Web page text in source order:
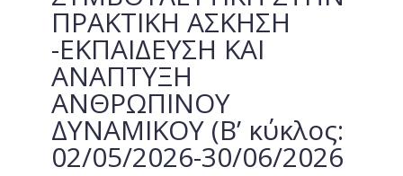
ΠΡΑΚΤΙΚΗ ΑΣΚΗΣΗ
-ΕΚΠΑΙΔΕΥΣΗ ΚΑΙ
ΑΝΑΠΤΥΞΗ
ΑΝΘΡΩΠΙΝΟΥ
ΔΥΝΑΜΙΚΟΥ (B’ κύκλος:
02/05/2026-30/06/2026